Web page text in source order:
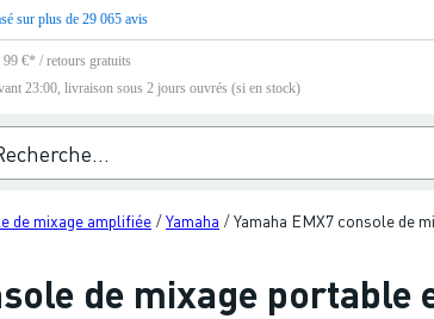
sur plus de 29 065 avis
€* / retours gratuits
23:00, livraison sous 2 jours ouvrés (si en stock)
de mixage amplifiée /Yamaha /Yamaha EMX7 console de
de mixage portable